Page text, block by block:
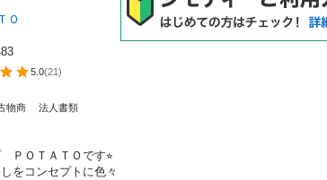
Ｏ
5.0(21)
物商 法人書類
ＰＯＴＡＴＯです⭐︎
をコンセプトに色々